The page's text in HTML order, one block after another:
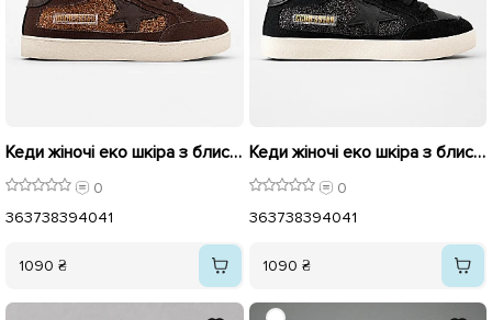
Кеди жіночі еко шкіра з блискучими вставками 595982 Коричневі
0
363738394041
1090 ₴
Кеди жіночі еко шкіра з блискучими вставками 595981 Чорні
0
363738394041
1090 ₴